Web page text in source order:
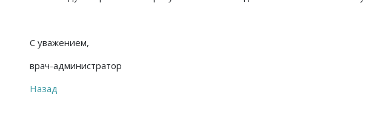
С уважением,
врач-администратор
Назад